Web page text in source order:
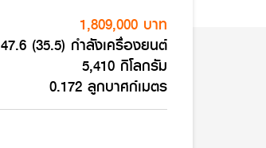
1,809,000 บาท
47.6 (35.5) กำลังเครื่องยนต์
5,410 กิโลกรัม
0.172 ลูกบาศก์เมตร